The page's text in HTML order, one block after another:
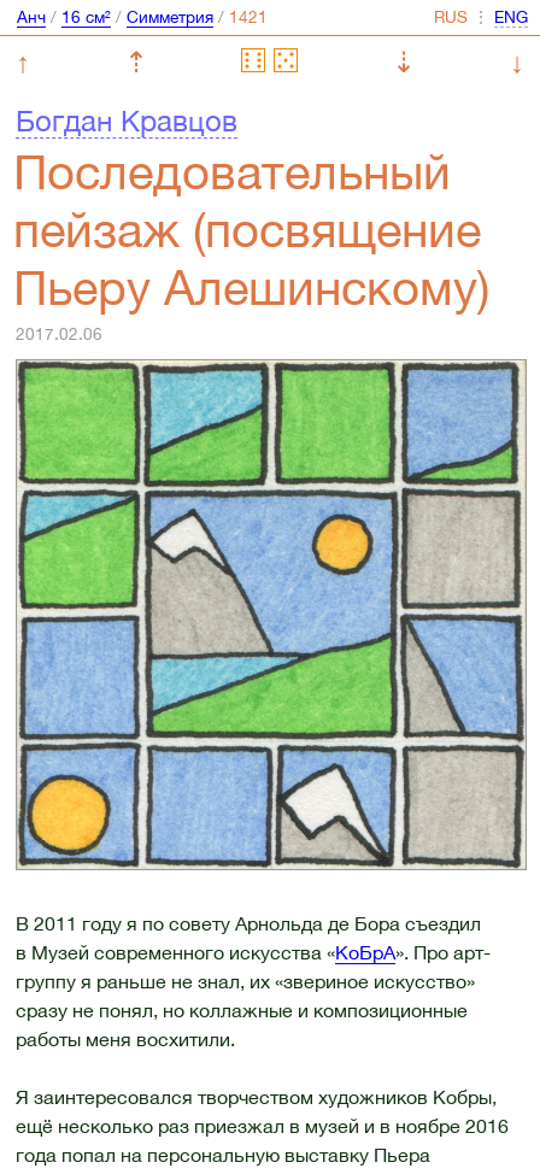
Анч/ 16 см²/ Симметрия/ ⋮
↑ ⇡ ⇣
↓
Богдан Кравцов
Последовательный
пейзаж (посвящение
Пьеру Алешинскому)
2017.02.06
В 2011 году я по совету Арнольда де Бора съездил
в Музей современного искусства «КоБрА». Про арт-
группу я раньше не знал, их «звериное искусство»
сразу не понял, но коллажные и композиционные
работы меня восхитили.
Я заинтересовался творчеством художников Кобры,
ещё несколько раз приезжал в музей и в ноябре 2016
года попал на персональную выставку Пьера